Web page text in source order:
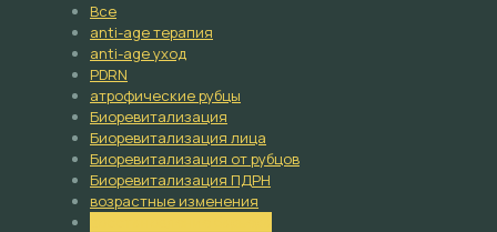
Все
anti-age терапия
anti-age уход
PDRN
атрофические рубцы
Биоревитализация
Биоревитализация лица
Биоревитализация от рубцов
Биоревитализация ПДРН
возрастные изменения